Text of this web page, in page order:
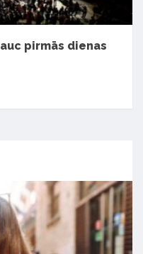
pirmās dienas